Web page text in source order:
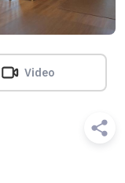
Video